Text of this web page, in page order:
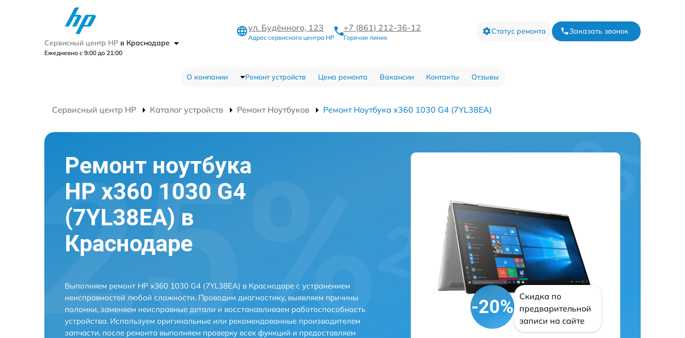
Сервисный центр HP в Краснодаре
Ежедневно с 9:00 до 21:00
ул. Будённого, 123
Адрес сервисного центра HP
+7 (861) 212-36-12
Горячая линия
Статус ремонта Заказать звонок
О компании Ремонт устройств Цена ремонта Вакансии Контакты Отзывы
Сервисный центр HP Каталог устройств Ремонт Ноутбуков Ремонт Ноутбука x360 1030 G4 (7YL38EA)
Ремонт ноутбука
HP x360 1030 G4
(7YL38EA) в
Краснодаре
Выполняем ремонт HP x360 1030 G4 (7YL38EA) в Краснодаре с устранением
неисправностей любой сложности. Проводим диагностику, выявляем причины
поломки, заменяем неисправные детали и восстанавливаем работоспособность
устройства. Используем оригинальные или рекомендованные производителем
запчасти, после ремонта выполняем проверку всех функций и предоставляем
-20%
Скидка по
предварительной
записи на сайте